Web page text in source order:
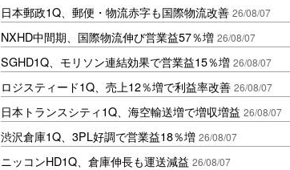
日本郵政1Q、郵便・物流赤字も国際物流改善 26/08/07
NXHD中間期、国際物流伸び営業益57％増 26/08/07
SGHD1Q、モリソン連結効果で営業益15％増 26/08/07
ロジスティード1Q、売上12％増で利益率改善 26/08/07
日本トランスシティ1Q、海空輸送増で増収増益 26/08/07
渋沢倉庫1Q、3PL好調で営業益18％増 26/08/07
ニッコンHD1Q、倉庫伸長も運送減益 26/08/07